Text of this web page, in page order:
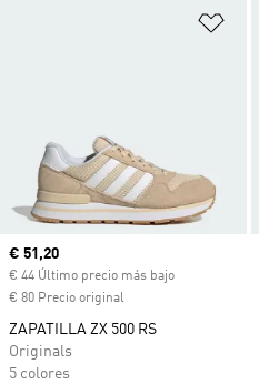
Precio actual
€ 51,20
€ 44 Último precio más bajo
€ 80 Precio original
ZAPATILLA ZX 500 RS
Originals
5 colores